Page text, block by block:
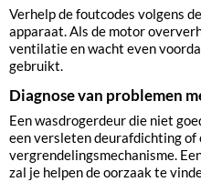
Verhelp de foutcodes volgens
apparaat. Als de motor
ventilatie en wacht even
gebruikt.
Diagnose van problemen
Een wasdrogerdeur die niet
een versleten deurafdichting of
vergrendelingsmechanisme.
zal je helpen de oorzaak te